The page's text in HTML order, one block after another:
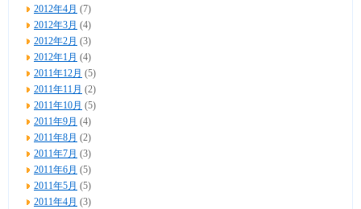
2012年4月 (7)
2012年3月 (4)
2012年2月 (3)
2012年1月 (4)
2011年12月 (5)
2011年11月 (2)
2011年10月 (5)
2011年9月 (4)
2011年8月 (2)
2011年7月 (3)
2011年6月 (5)
2011年5月 (5)
2011年4月 (3)